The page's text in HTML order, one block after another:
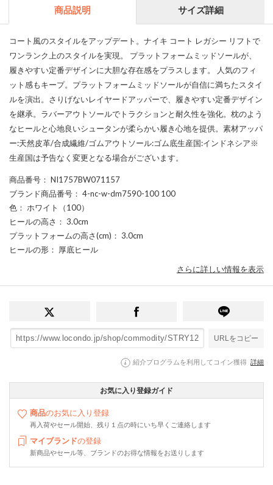
商品説明 サイズ詳細
コート風のスタイルをアップデート。ナイキ コート レガシー リフトで
ワンランク上のスタイルを実現。 プラットフォームミッドソールが、
履きやすい定番デザインに大胆な存在感をプラスします。 人気のフィ
ット感もキープ。プラットフォームミッドソールが自信に満ちたスタイ
ルを演出。さりげないレイヤードアッパーで、履きやすい定番デザイン
を継承。ラバーアウトソールでトラクションと耐久性を強化。枕のよう
なヒールと心地良いシュータンが柔らかい履き心地を提供。素材アッパ
ー:天然皮革/合成繊維/ゴムアウトソール:ゴム底生産国:インドネシア※
生産国は予告なく変更となる場合がございます。
商品番号 ： NI1757BW071157
ブランド商品番号 ： 4-nc-w-dm7590-100 100
色 ： ホワイト（100）
ヒールの高さ ： 3.0cm
プラットフォームの高さ(cm) ： 3.0cm
ヒールの形 ： 厚底ヒール
さらに詳しい情報を表示
URLをコピー
紹介プログラムを利用してコイン獲得 詳細
お気に入り登録ガイド
商品のお気に入り登録
再入荷やセール開始、残り１点の時にいち早くご連絡します
マイブランドの登録
新商品やセール等、ブランドのお得な情報をお送りします